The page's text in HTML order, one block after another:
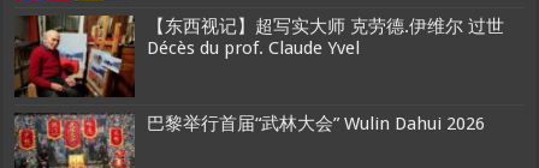
【东西视记】超写实大师 克劳德.伊维尔 过世
Décès du prof. Claude Yvel
巴黎举行首届“武林大会” Wulin Dahui 2026